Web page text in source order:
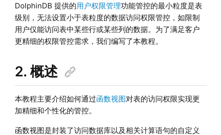
DolphinDB 提供的用户权限管理功能管控的最小粒度是表
级别，无法设置小于表粒度的数据访问权限管控，如限制
用户仅能访问表中某些行或某些列的数据。为了满足客户
更精细的权限管控需求，我们编写了本教程。
2. 概述
本教程主要介绍如何通过函数视图对表的访问权限实现更
加精细和个性化的管控。
函数视图是封装了访问数据库以及相关计算语句的自定义